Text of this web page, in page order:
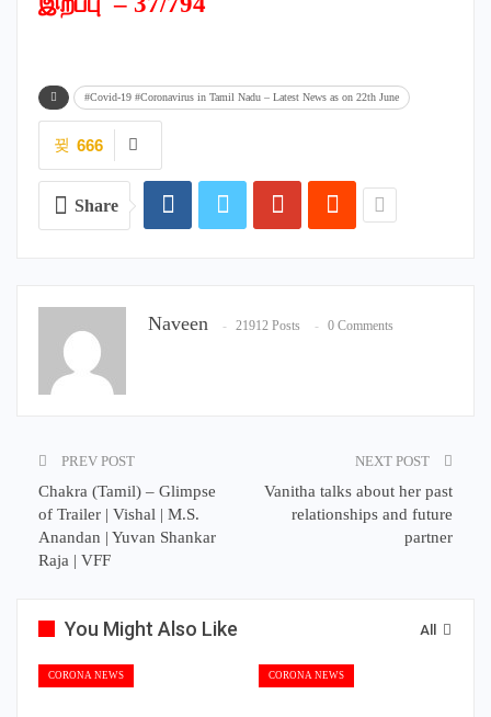
#Covid-19 #Coronavirus in Tamil Nadu – Latest News as on 22th June
666
Share
Naveen 21912 Posts 0 Comments
PREV POST
Chakra (Tamil) – Glimpse
of Trailer | Vishal | M.S.
Anandan | Yuvan Shankar
Raja | VFF
NEXT POST
Vanitha talks about her past
relationships and future
partner
All
You Might Also Like
CORONA NEWS CORONA NEWS